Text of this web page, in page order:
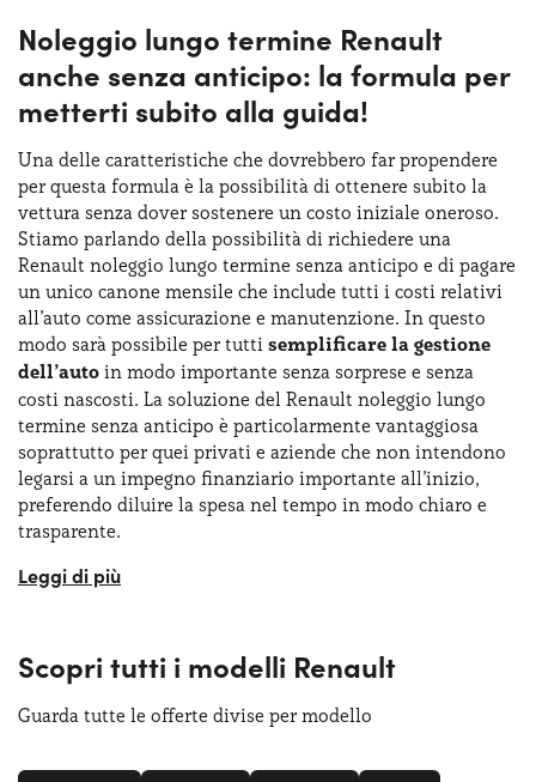
Noleggio lungo termine Renault
anche senza anticipo: la formula per
metterti subito alla guida!
Una delle caratteristiche che dovrebbero far propendere
per questa formula è la possibilità di ottenere subito la
vettura senza dover sostenere un costo iniziale oneroso.
Stiamo parlando della possibilità di richiedere una
Renault noleggio lungo termine senza anticipo e di pagare
un unico canone mensile che include tutti i costi relativi
all’auto come assicurazione e manutenzione. In questo
modo sarà possibile per tutti semplificare la gestione
dell’auto in modo importante senza sorprese e senza
costi nascosti. La soluzione del Renault noleggio lungo
termine senza anticipo è particolarmente vantaggiosa
soprattutto per quei privati e aziende che non intendono
legarsi a un impegno finanziario importante all’inizio,
preferendo diluire la spesa nel tempo in modo chiaro e
trasparente.
Anche con il
quello di Yoyomove, pronto a dare supporto sin dalle
prime fasi di stipula del contratto di noleggio. Renault
offre una vasta gamma di soluzioni che coniugano qualità,
ulteriore vantaggio pensato per permettere a privati e
Scopri tutti i modelli Renault
Guarda tutte le offerte divise per modello